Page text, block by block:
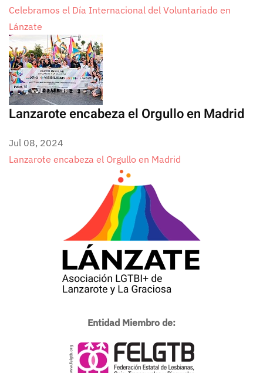
Celebramos el Día Internacional del Voluntariado en
Lánzate
Lanzarote encabeza el Orgullo en Madrid
Jul 08, 2024
Lanzarote encabeza el Orgullo en Madrid
Entidad Miembro de: